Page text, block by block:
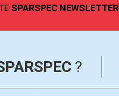
SPARSPEC NEWSLETTER
?